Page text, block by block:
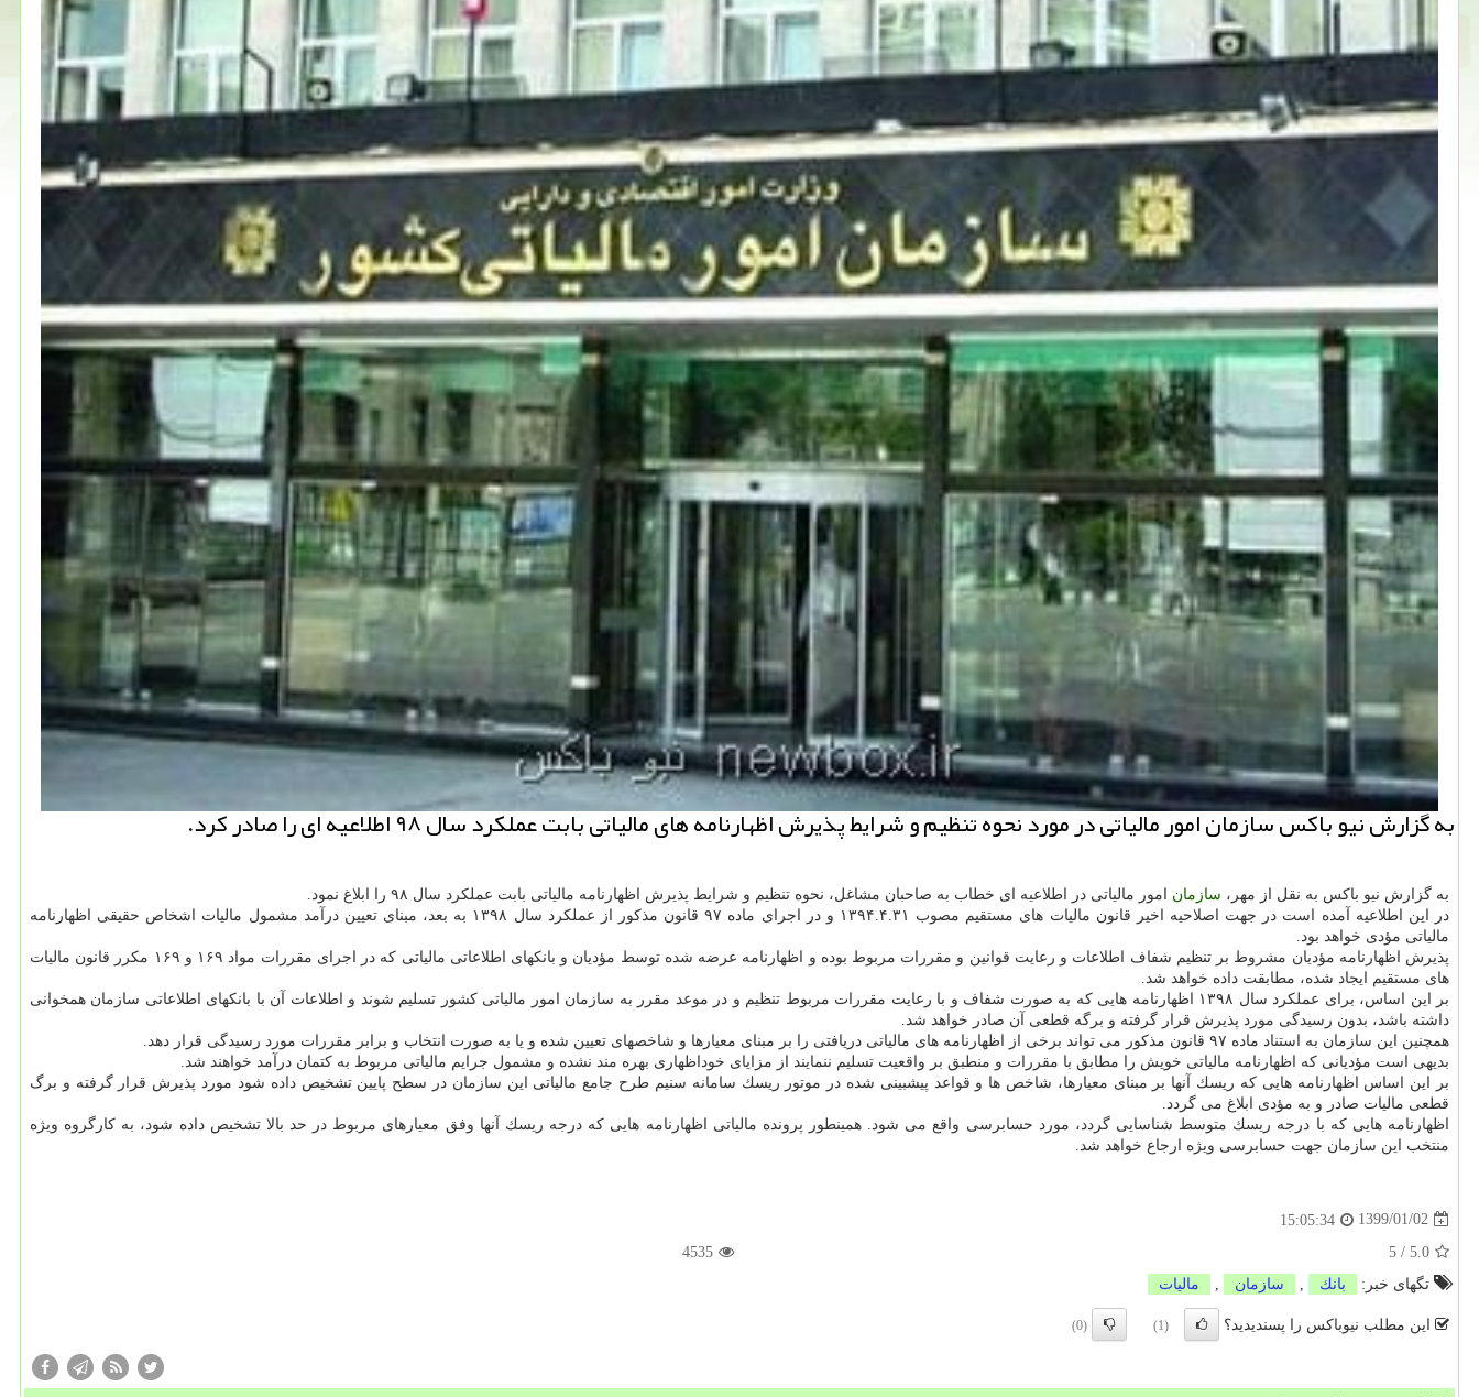
به گزارش نیو باكس سازمان امور مالیاتی در مورد نحوه تنظیم و شرایط پذیرش اظهارنامه های مالیاتی بابت عملكرد سال ۹۸ اطلاعیه ای را صادر كرد.
به گزارش نیو باكس به نقل از مهر، سازمان امور مالیاتی در اطلاعیه ای خطاب به صاحبان مشاغل، نحوه تنظیم و شرایط پذیرش اظهارنامه مالیاتی بابت عملكرد سال ۹۸ را ابلاغ نمود.
در این اطلاعیه آمده است در جهت اصلاحیه اخیر قانون مالیات های مستقیم مصوب ۱۳۹۴.۴.۳۱ و در اجرای ماده ۹۷ قانون مذكور از عملكرد سال ۱۳۹۸ به بعد، مبنای تعیین درآمد مشمول مالیات اشخاص حقیقی اظهارنامه
مالیاتی مؤدی خواهد بود.
پذیرش اظهارنامه مؤدیان مشروط بر تنظیم شفاف اطلاعات و رعایت قوانین و مقررات مربوط بوده و اظهارنامه عرضه شده توسط مؤدیان و بانكهای اطلاعاتی مالیاتی كه در اجرای مقررات مواد ۱۶۹ و ۱۶۹ مكرر قانون مالیات
های مستقیم ایجاد شده، مطابقت داده خواهد شد.
بر این اساس، برای عملكرد سال ۱۳۹۸ اظهارنامه هایی كه به صورت شفاف و با رعایت مقررات مربوط تنظیم و در موعد مقرر به سازمان امور مالیاتی كشور تسلیم شوند و اطلاعات آن با بانكهای اطلاعاتی سازمان همخوانی
داشته باشد، بدون رسیدگی مورد پذیرش قرار گرفته و برگه قطعی آن صادر خواهد شد.
همچنین این سازمان به استناد ماده ۹۷ قانون مذكور می تواند برخی از اظهارنامه های مالیاتی دریافتی را بر مبنای معیارها و شاخصهای تعیین شده و یا به صورت انتخاب و برابر مقررات مورد رسیدگی قرار دهد.
بدیهی است مؤدیانی كه اظهارنامه مالیاتی خویش را مطابق با مقررات و منطبق بر واقعیت تسلیم ننمایند از مزایای خوداظهاری بهره مند نشده و مشمول جرایم مالیاتی مربوط به كتمان درآمد خواهند شد.
بر این اساس اظهارنامه هایی كه ریسك آنها بر مبنای معیارها، شاخص ها و قواعد پیشبینی شده در موتور ریسك سامانه سنیم طرح جامع مالیاتی این سازمان در سطح پایین تشخیص داده شود مورد پذیرش قرار گرفته و برگ
قطعی مالیات صادر و به مؤدی ابلاغ می گردد.
اظهارنامه هایی كه با درجه ریسك متوسط شناسایی گردد، مورد حسابرسی واقع می شود. همینطور پرونده مالیاتی اظهارنامه هایی كه درجه ریسك آنها وفق معیارهای مربوط در حد بالا تشخیص داده شود، به كارگروه ویژه
منتخب این سازمان جهت حسابرسی ویژه ارجاع خواهد شد.
1399/01/02
15:05:34
5.0
/
5
4535
تگهای خبر:
بانك , سازمان , مالیات
این مطلب نیوباکس را پسندیدید؟ (1)
(0)